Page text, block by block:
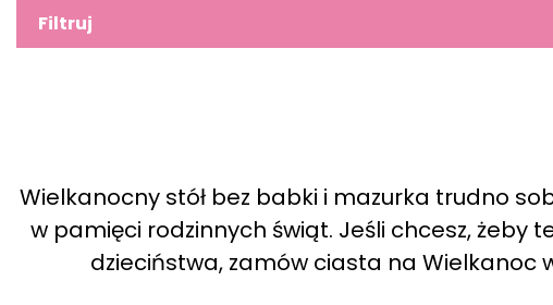
Filtruj
Wielkanocny stół bez babki i mazurka trudno
w pamięci rodzinnych świąt. Jeśli chcesz, żeby
dzieciństwa, zamów ciasta na Wielkanoc